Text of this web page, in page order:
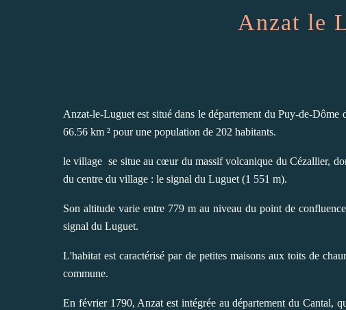
Anzat le
Anzat-le-Luguet est situé dans le département du Puy-de-
66.56 km ² pour une population de 202 habitants.
le village se situe au cœur du massif volcanique du Cézallier,
du centre du village : le signal du Luguet (1 551 m).
Son altitude varie entre 779 m au niveau du point de
signal du Luguet.
L'habitat est caractérisé par de petites maisons aux toits de
commune.
En février 1790, Anzat est intégrée au département du Cantal,